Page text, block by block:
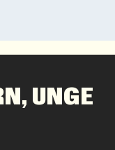
UNGE